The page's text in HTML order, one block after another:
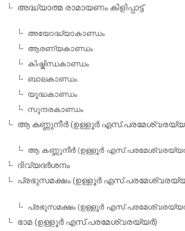
അദ്ധ്യാത്മ രാമായണം കിളിപ്പാട്ട്‌
അയോദ്ധ്യാകാണ്ഡം
ആരണ്യകാണ്ഡം
കിഷ്കിന്ധകാണ്ഡം
ബാലകാണ്ഡം
യൂദ്ധകാണ്ഡം
സുന്ദരകാണ്ഡം
ആ കണ്ണുനീര്‍ (ഉള്ളൂര്‍
ആ കണ്ണുനീര്‍ (ഉള്ളൂര്‍
ദിവ്യദര്‍ശനം
പ്രഭുസമക്ഷം (ഉള്ളൂര്‍
പ്രഭുസമക്ഷം (ഉള്ളൂര്‍
ഭാമ (ഉള്ളൂര്‍ എസ്.പരമേശ്വരയ്യര്‍)